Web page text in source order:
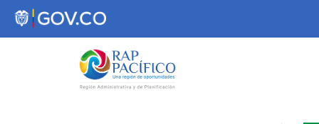
contenido